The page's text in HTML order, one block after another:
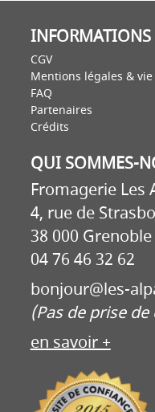
INFORMATIONS
CGV
Mentions légales &
FAQ
Partenaires
Crédits
QUI SOMMES-
Fromagerie Les
4, rue de
38 000 Grenoble
04 76 46 32 62
bonjour@les-
(Pas de prise
en savoir +